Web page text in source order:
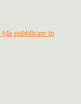
pubblicare in